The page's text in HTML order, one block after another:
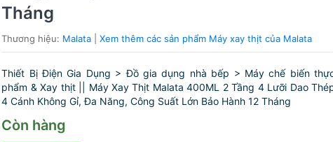
Tháng
Thương hiệu: Malata |Xem thêm các sản phẩm Máy xay thịt của Malata
Thiết Bị Điện Gia Dụng > Đồ gia dụng nhà bếp > Máy chế biến
phẩm & Xay thịt || Máy Xay Thịt Malata 400ML 2 Tầng 4 Lưỡi Dao
4 Cánh Không Gỉ, Đa Năng, Công Suất Lớn Bảo Hành 12 Tháng
Còn hàng